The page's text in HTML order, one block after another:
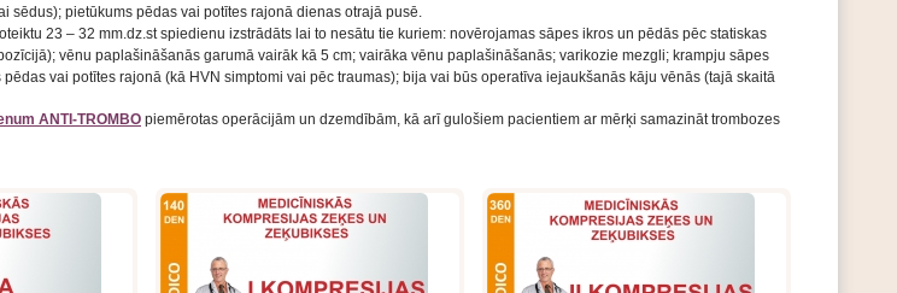
sēdus); pietūkums pēdas vai potītes rajonā dienas otrajā pusē.
23 – 32 mm.dz.st spiedienu izstrādāts lai to nesātu tie kuriem: novērojamas sāpes ikros un pēdās pēc statiskas
vēnu paplašināšanās garumā vairāk kā 5 cm; vairāka vēnu paplašināšanās; varikozie mezgli; krampju sāpes
pēdas vai potītes rajonā (kā HVN simptomi vai pēc traumas); bija vai būs operatīva iejaukšanās kāju vēnās (tajā skaitā
ANTI-TROMBO piemērotas operācijām un dzemdībām, kā arī gulošiem pacientiem ar mērķi samazināt trombozes